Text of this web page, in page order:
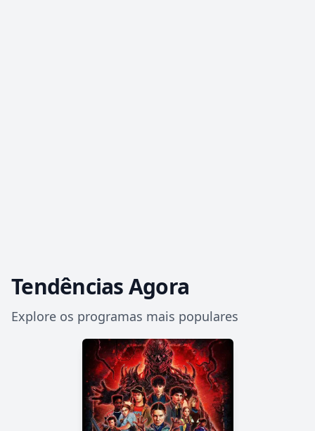
Tendências Agora
Explore os programas mais populares